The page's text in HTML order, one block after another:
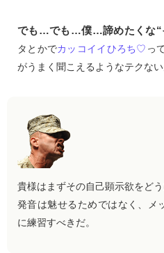
でも…でも…僕…諦めたくな“
タとかでカッコイイひろち♡ っ
がうまく聞こえるようなテクな
貴様はまずその自己顕示欲をどう
発音は魅せるためではなく、メ
に練習すべきだ。